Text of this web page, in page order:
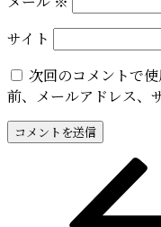
サイト
次回のコメントで
前、メールアドレス、